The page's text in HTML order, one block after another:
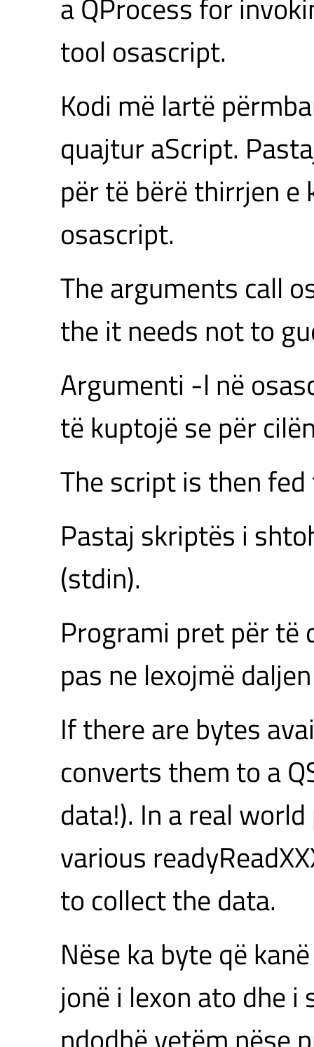
a QProcess for
tool osascript.
Kodi më lartë
quajtur aScript.
për të bërë thirrjen e
osascript.
The arguments call
the it needs not to
Argumenti -l në
të kuptojë se për
The script is then
Pastaj skriptës i
(stdin).
Programi pret për të
pas ne lexojmë
If there are bytes
converts them to a
data!). In a real
various
to collect the data.
Nëse ka byte që
jonë i lexon ato dhe